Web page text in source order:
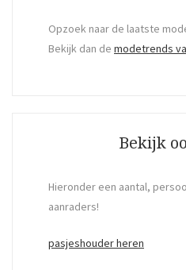
Opzoek naar de laatste
Bekijk dan de modetrends
Bekijk
Hieronder een aantal,
aanraders!
pasjeshouder heren